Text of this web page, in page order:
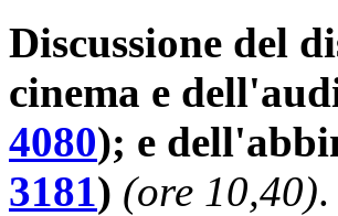
Discussione del
cinema e
4080); e
3181) (ore 10,40).